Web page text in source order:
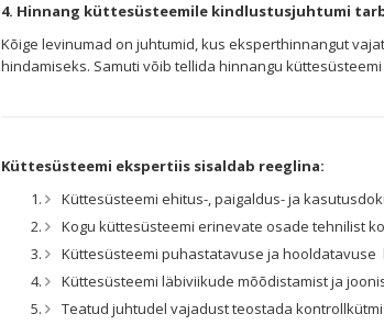
4. Hinnang küttesüsteemile kindlustusjuhtumi
Kõige levinumad on juhtumid, kus eksperthinnangut
hindamiseks. Samuti võib tellida hinnangu
Küttesüsteemi ekspertiis sisaldab reeglina:
Küttesüsteemi ehitus-, paigaldus- ja
Kogu küttesüsteemi erinevate osade tehnilist
Küttesüsteemi puhastatavuse ja hooldatavuse
Küttesüsteemi läbiviikude mõõdistamist ja
Teatud juhtudel vajadust teostada